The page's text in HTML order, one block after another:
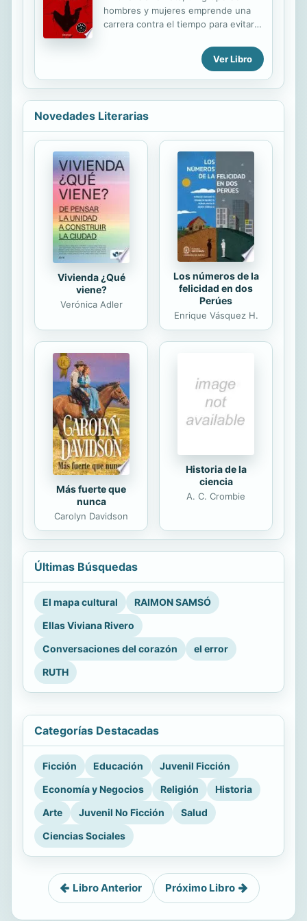
hombres y mujeres emprende una
carrera contra el tiempo para evitar
la desmedida ambición de
comercializar la ingeniería genética.
Pero todos los esfuerzos resultarán
vanos cuando el inescrupuloso
mundo a merced de unas bestias
monstruosas ...
Ver Libro
Novedades Literarias
Vivienda ¿Qué
viene?
Verónica Adler
Los números de la
felicidad en dos
Perúes
Enrique Vásquez H.
Más fuerte que
nunca
Carolyn Davidson
Historia de la
ciencia
A. C. Crombie
Últimas Búsquedas
El mapa cultural
RAIMON SAMSÓ
Ellas Viviana Rivero
Conversaciones del corazón
el error
RUTH
Categorías Destacadas
Ficción Educación
Juvenil Ficción
Economía y Negocios
Religión
Historia
Arte
Juvenil No Ficción
Salud
Ciencias Sociales
Libro Anterior Próximo Libro